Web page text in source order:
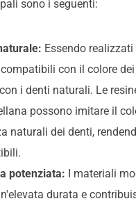
sono i seguenti:
Essendo realizzati
con il colore dei
i denti naturali. Le
possono imitare il
naturali dei denti,
potenziata: I materiali
durata e